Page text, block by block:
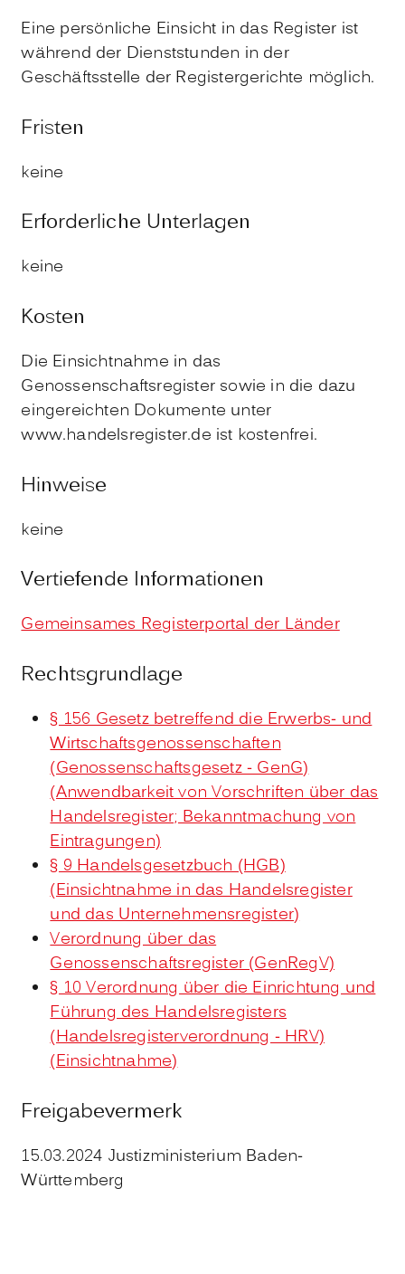
Eine persönliche Einsicht in das Register ist
während der Dienststunden in der
Geschäftsstelle der Registergerichte möglich.
Fristen
keine
Erforderliche Unterlagen
keine
Kosten
Die Einsichtnahme in das
Genossenschaftsregister sowie in die dazu
eingereichten Dokumente unter
www.handelsregister.de ist kostenfrei.
Hinweise
keine
Vertiefende Informationen
Gemeinsames Registerportal der Länder
Rechtsgrundlage
§ 156 Gesetz betreffend die Erwerbs- und
Wirtschaftsgenossenschaften
(Genossenschaftsgesetz - GenG)
(Anwendbarkeit von Vorschriften über das
Handelsregister; Bekanntmachung von
Eintragungen)
§ 9 Handelsgesetzbuch (HGB)
(Einsichtnahme in das Handelsregister
und das Unternehmensregister)
Verordnung über das
Genossenschaftsregister (GenRegV)
§ 10 Verordnung über die Einrichtung und
Führung des Handelsregisters
(Handelsregisterverordnung - HRV)
(Einsichtnahme)
Freigabevermerk
15.03.2024 Justizministerium Baden-
Württemberg